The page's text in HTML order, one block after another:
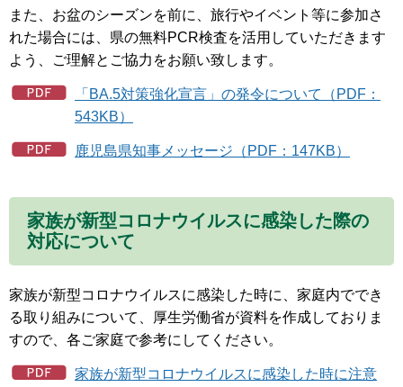
また、お盆のシーズンを前に、旅行やイベント等に参加さ
れた場合には、県の無料PCR検査を活用していただきます
よう、ご理解とご協力をお願い致します。
「BA.5対策強化宣言」の発令について（PDF：
543KB）
鹿児島県知事メッセージ（PDF：147KB）
家族が新型コロナウイルスに感染した際の
対応について
家族が新型コロナウイルスに感染した時に、家庭内ででき
る取り組みについて、厚生労働省が資料を作成しておりま
すので、各ご家庭で参考にしてください。
家族が新型コロナウイルスに感染した時に注意